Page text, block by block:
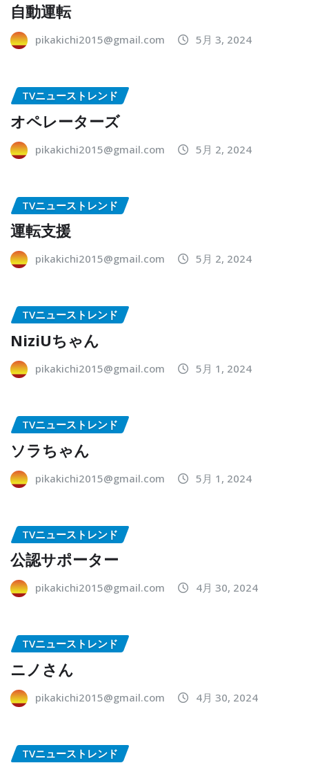
自動運転
pikakichi2015@gmail.com 5月 3, 2024
TVニューストレンド
オペレーターズ
pikakichi2015@gmail.com 5月 2, 2024
TVニューストレンド
運転支援
pikakichi2015@gmail.com 5月 2, 2024
TVニューストレンド
NiziUちゃん
pikakichi2015@gmail.com 5月 1, 2024
TVニューストレンド
ソラちゃん
pikakichi2015@gmail.com 5月 1, 2024
TVニューストレンド
公認サポーター
pikakichi2015@gmail.com 4月 30, 2024
TVニューストレンド
ニノさん
pikakichi2015@gmail.com 4月 30, 2024
TVニューストレンド